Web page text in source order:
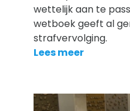
wettelijk aan te
wetboek geeft al
strafvervolging.
Lees meer